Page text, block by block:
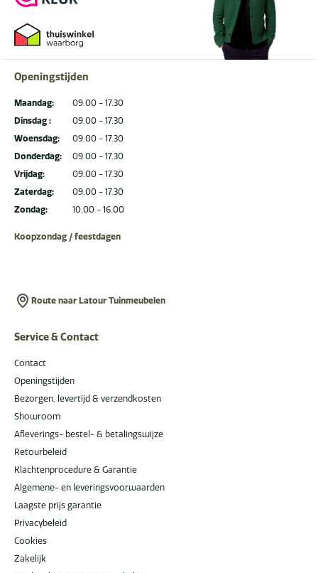
Openingstijden
Maandag:
Dinsdag :
Woensdag:
Donderdag:
Vrijdag:
Zaterdag:
Zondag:
09.00 - 17.30
09.00 - 17.30
09.00 - 17.30
09.00 - 17.30
09.00 - 17.30
09.00 - 17.30
10.00 - 16.00
Koopzondag / feestdagen
Route naar Latour Tuinmeubelen
Service & Contact
Contact
Openingstijden
Bezorgen, levertijd & verzendkosten
Showroom
Afleverings- bestel- & betalingswijze
Retourbeleid
Klachtenprocedure & Garantie
Algemene- en leveringsvoorwaarden
Laagste prijs garantie
Privacybeleid
Cookies
Zakelijk